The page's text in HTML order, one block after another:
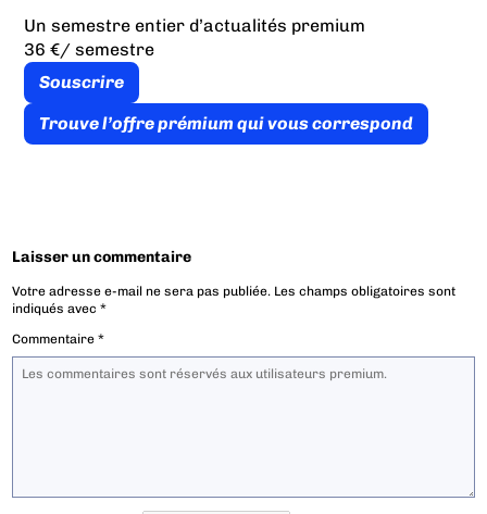
Un semestre entier d’actualités premium
36 €/ semestre
Souscrire
Trouve l’offre prémium qui vous correspond
Laisser un commentaire
Votre adresse e-mail ne sera pas publiée. Les champs obligatoires sont
indiqués avec*
Commentaire*